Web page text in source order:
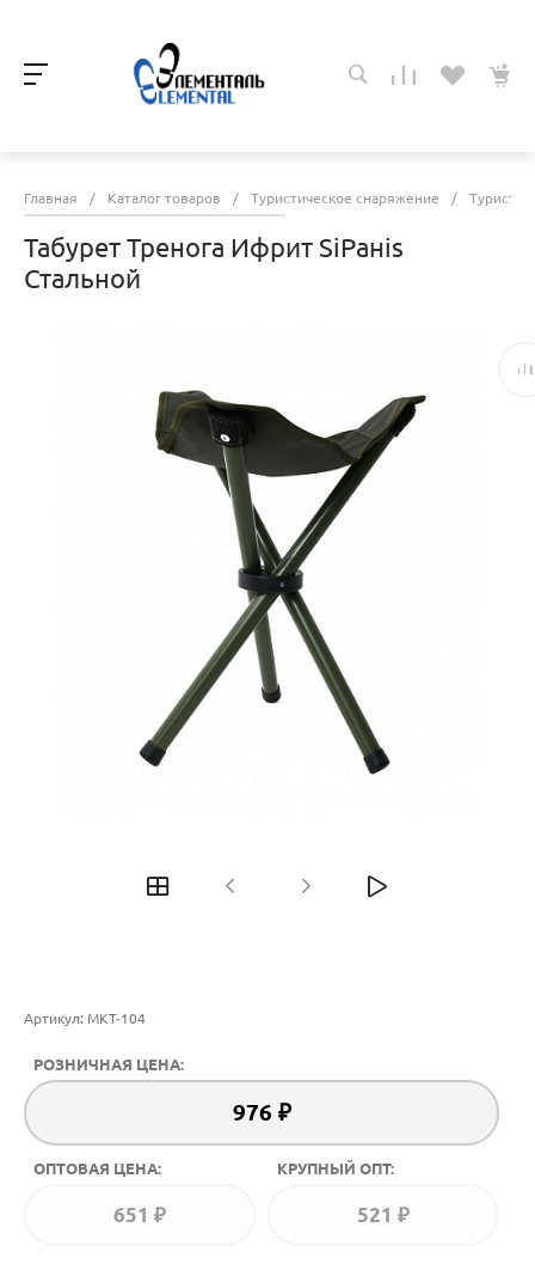
Главная / Каталог товаров / Туристическое снаряжение /
Табурет Тренога Ифрит SiРанis
Стальной
Артикул: МКТ-104
РОЗНИЧНАЯ ЦЕНА:
976 ₽
ОПТОВАЯ ЦЕНА:
651 ₽
КРУПНЫЙ ОПТ:
521 ₽